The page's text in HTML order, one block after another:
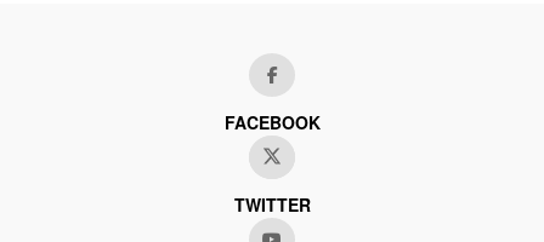
FACEBOOK
TWITTER